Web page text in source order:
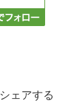
シェアする